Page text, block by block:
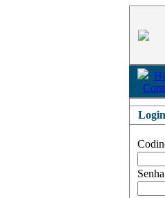
Login
Senha